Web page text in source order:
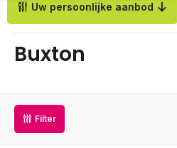
Uw persoonlijke aanbod
Buxton
Filter